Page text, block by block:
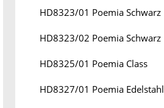
HD8323/01 Poemia Schwarz
HD8323/02 Poemia Schwarz
HD8325/01 Poemia Class
HD8327/01 Poemia Edelstahl